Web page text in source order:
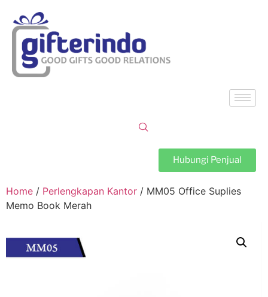
Hubungi Penjual
Home / Perlengkapan Kantor / MM05 Office Suplies
Memo Book Merah